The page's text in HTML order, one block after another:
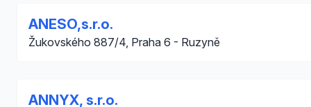
ANESO,s.r.o.
Žukovského 887/4, Praha 6 - Ruzyně
ANNYX, s.r.o.